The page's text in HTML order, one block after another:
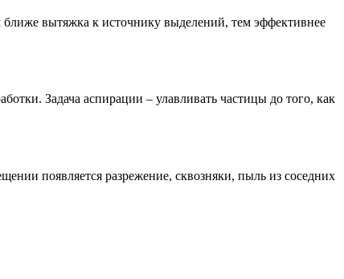
ближе вытяжка к источнику выделений, тем эффективнее
Задача аспирации – улавливать частицы до того, как
появляется разрежение, сквозняки, пыль из соседних